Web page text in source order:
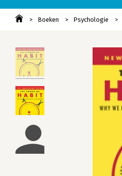
Boeken Psychologie